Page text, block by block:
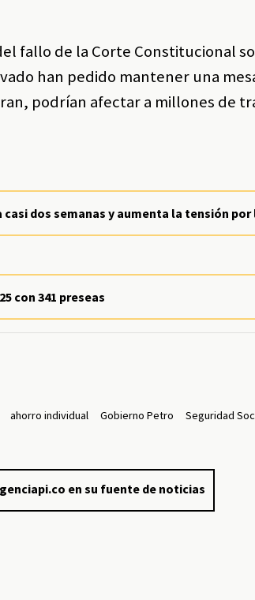
fallo de la Corte Constitucional
han pedido mantener una
podrían afectar a millones de
dos semanas y aumenta la tensión
con 341 preseas
ahorro individual Gobierno Petro Seguridad
en su fuente de noticias